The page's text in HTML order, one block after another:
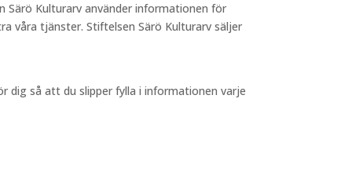
Särö Kulturarv använder informationen för
våra tjänster. Stiftelsen Särö Kulturarv säljer
dig så att du slipper fylla i informationen varje